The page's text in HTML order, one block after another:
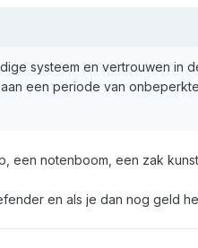
systeem en vertrouwen in
een periode van
een notenboom, een zak
en als je dan nog geld